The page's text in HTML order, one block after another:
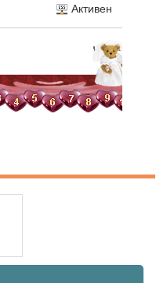
Активен